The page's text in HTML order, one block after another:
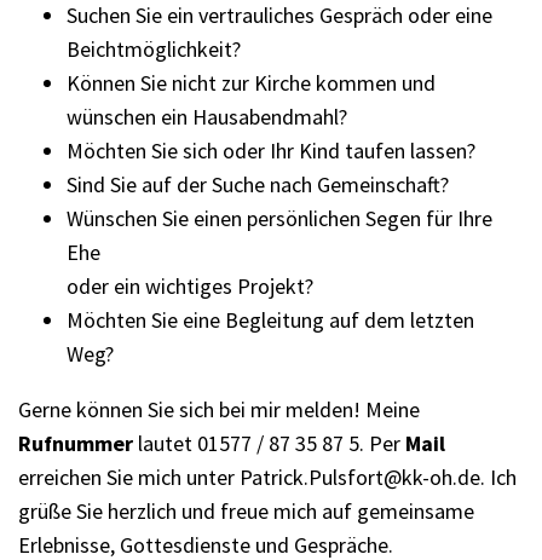
Suchen Sie ein vertrauliches Gespräch oder eine
Beichtmöglichkeit?
Können Sie nicht zur Kirche kommen und
wünschen ein Hausabendmahl?
Möchten Sie sich oder Ihr Kind taufen lassen?
Sind Sie auf der Suche nach Gemeinschaft?
Wünschen Sie einen persönlichen Segen für Ihre
Ehe
oder ein wichtiges Projekt?
Möchten Sie eine Begleitung auf dem letzten
Weg?
Gerne können Sie sich bei mir melden! Meine
Rufnummer lautet 01577 / 87 35 87 5. Per Mail
erreichen Sie mich unter Patrick.Pulsfort@kk-oh.de. Ich
grüße Sie herzlich und freue mich auf gemeinsame
Erlebnisse, Gottesdienste und Gespräche.